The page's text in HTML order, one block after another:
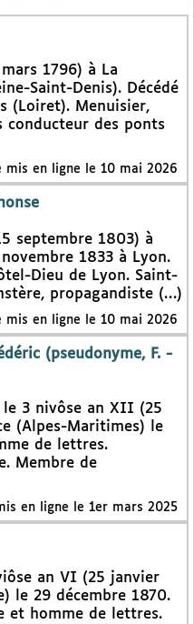
1796) à La
Saint-Denis). Décédé
(Loiret). Menuisier,
conducteur des ponts
mis en ligne le 10 mai 2026
septembre 1803) à
1833 à Lyon.
Dieu de Lyon. Saint-
propagandiste (…)
mis en ligne le 10 mai 2026
(pseudonyme, F. -
le 3 nivôse an XII (25
(Alpes-Maritimes) le
de lettres.
Membre de
en ligne le 1er mars 2025
an VI (25 janvier
le 29 décembre 1870.
et homme de lettres.